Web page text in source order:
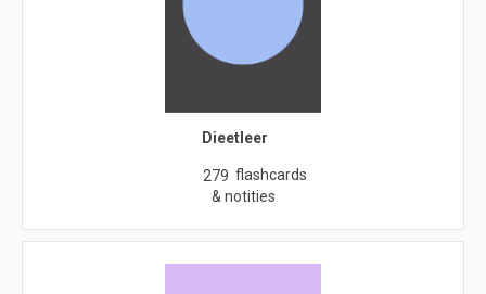
Dieetleer
279 flashcards
& notities